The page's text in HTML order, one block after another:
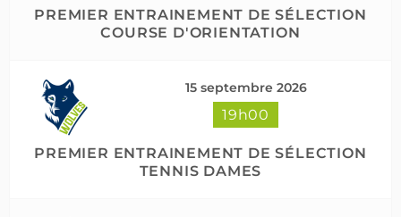
PREMIER ENTRAINEMENT DE SÉLECTION
COURSE D'ORIENTATION
15 septembre 2026
19h00
PREMIER ENTRAINEMENT DE SÉLECTION
TENNIS DAMES